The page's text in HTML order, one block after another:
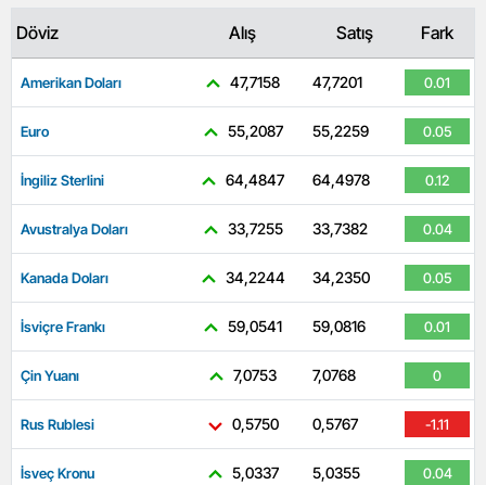
Döviz Alış Satış Fark
Amerikan Doları 47,7158 47,7201 0.01
Euro 55,2087 55,2259 0.05
İngiliz Sterlini 64,4847 64,4978 0.12
Avustralya Doları 33,7255 33,7382 0.04
Kanada Doları 34,2244 34,2350 0.05
İsviçre Frankı 59,0541 59,0816 0.01
Çin Yuanı 7,0753 7,0768 0
Rus Rublesi 0,5750 0,5767 -1.11
İsveç Kronu 5,0337 5,0355 0.04